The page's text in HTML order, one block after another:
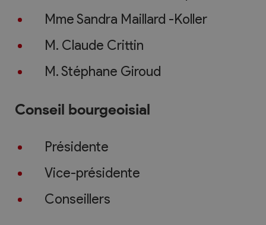
Mme Sandra Maillard -Koller
M. Claude Crittin
M. Stéphane Giroud
Conseil bourgeoisial
Présidente
Vice-présidente
Conseillers